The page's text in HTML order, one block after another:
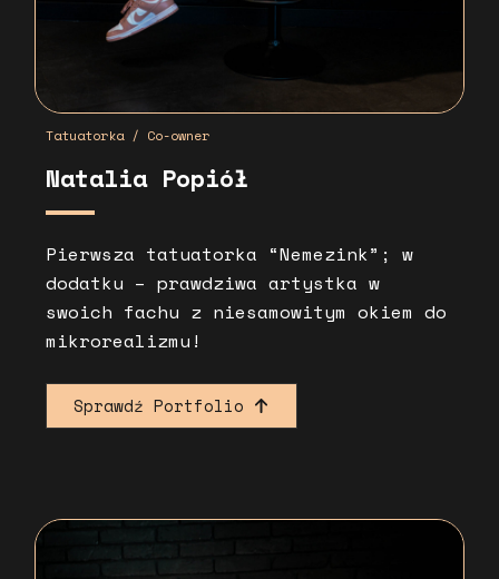
Tatuatorka / Co-owner
Natalia Popiół
Pierwsza tatuatorka “Nemezink”; w
dodatku – prawdziwa artystka w
swoich fachu z niesamowitym okiem do
mikrorealizmu!
Sprawdź Portfolio